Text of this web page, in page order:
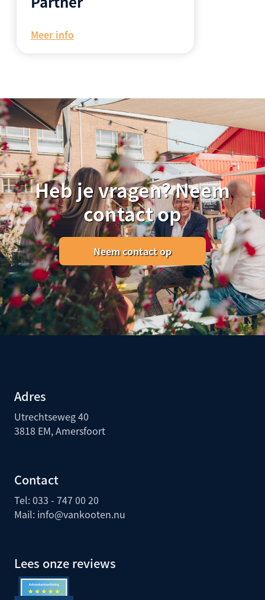
Meer info
Heb je vragen? Neem
contact op
Neem contact op
Adres
Utrechtseweg 40
3818 EM, Amersfoort
Contact
Tel: 033 - 747 00 20
Mail: info@vankooten.nu
Lees onze reviews